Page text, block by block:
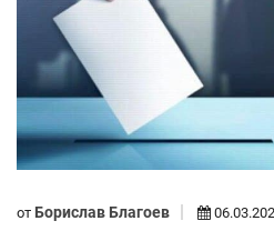
от Борислав Благоев